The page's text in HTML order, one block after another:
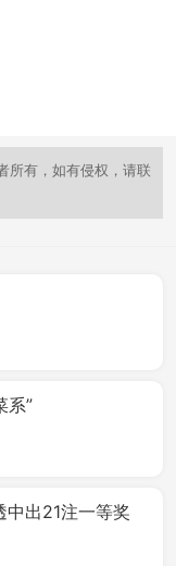
所有，如有侵权，请联
系”
中出21注一等奖